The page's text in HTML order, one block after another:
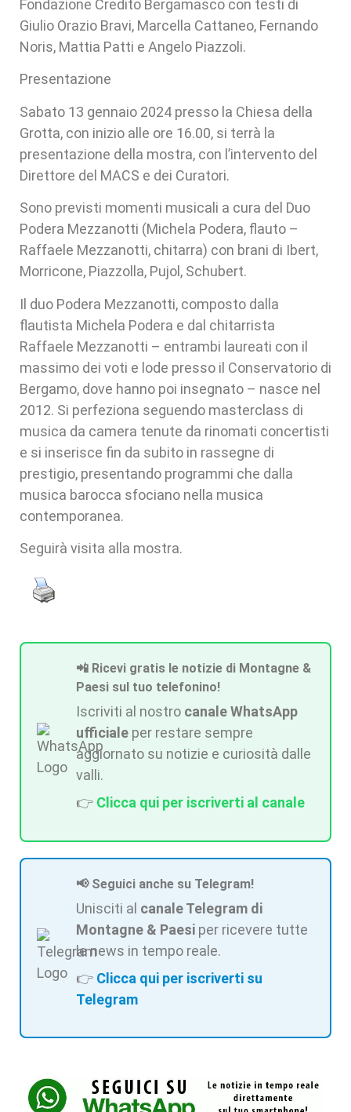
Fondazione Credito Bergamasco con testi di
Giulio Orazio Bravi, Marcella Cattaneo, Fernando
Noris, Mattia Patti e Angelo Piazzoli.
Presentazione
Sabato 13 gennaio 2024 presso la Chiesa della
Grotta, con inizio alle ore 16.00, si terrà la
presentazione della mostra, con l’intervento del
Direttore del MACS e dei Curatori.
Sono previsti momenti musicali a cura del Duo
Podera Mezzanotti (Michela Podera, flauto –
Raffaele Mezzanotti, chitarra) con brani di Ibert,
Morricone, Piazzolla, Pujol, Schubert.
Il duo Podera Mezzanotti, composto dalla
flautista Michela Podera e dal chitarrista
Raffaele Mezzanotti – entrambi laureati con il
massimo dei voti e lode presso il Conservatorio di
Bergamo, dove hanno poi insegnato – nasce nel
2012. Si perfeziona seguendo masterclass di
musica da camera tenute da rinomati concertisti
e si inserisce fin da subito in rassegne di
prestigio, presentando programmi che dalla
musica barocca sfociano nella musica
contemporanea.
Seguirà visita alla mostra.
📲 Ricevi gratis le notizie di Montagne &
Paesi sul tuo telefonino!
Iscriviti al nostro canale WhatsApp
ufficiale per restare sempre
aggiornato su notizie e curiosità dalle
valli.
👉 Clicca qui per iscriverti al canale
📢 Seguici anche su Telegram!
Unisciti al canale Telegram di
Montagne & Paesi per ricevere tutte
le news in tempo reale.
👉 Clicca qui per iscriverti su
Telegram